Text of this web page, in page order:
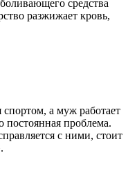
средства
разжижает кровь,
а муж работает
постоянная проблема.
с ними, стоит